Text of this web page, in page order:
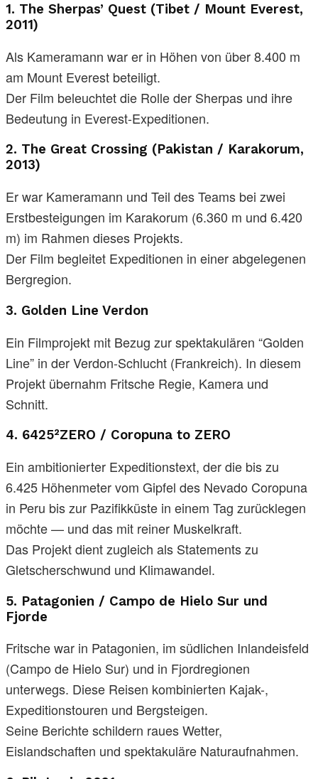
1. The Sherpas’ Quest (Tibet / Mount Everest,
2011)
Als Kameramann war er in Höhen von über 8.400 m
am Mount Everest beteiligt.
Der Film beleuchtet die Rolle der Sherpas und ihre
Bedeutung in Everest-Expeditionen.
2. The Great Crossing (Pakistan / Karakorum,
2013)
Er war Kameramann und Teil des Teams bei zwei
Erstbesteigungen im Karakorum (6.360 m und 6.420
m) im Rahmen dieses Projekts.
Der Film begleitet Expeditionen in einer abgelegenen
Bergregion.
3. Golden Line Verdon
Ein Filmprojekt mit Bezug zur spektakulären “Golden
Line” in der Verdon-Schlucht (Frankreich). In diesem
Projekt übernahm Fritsche Regie, Kamera und
Schnitt.
4. 6425²ZERO / Coropuna to ZERO
Ein ambitionierter Expeditionstext, der die bis zu
6.425 Höhenmeter vom Gipfel des Nevado Coropuna
in Peru bis zur Pazifikküste in einem Tag zurücklegen
möchte — und das mit reiner Muskelkraft.
Das Projekt dient zugleich als Statements zu
Gletscherschwund und Klimawandel.
5. Patagonien / Campo de Hielo Sur und
Fjorde
Fritsche war in Patagonien, im südlichen Inlandeisfeld
(Campo de Hielo Sur) und in Fjordregionen
unterwegs. Diese Reisen kombinierten Kajak-,
Expeditionstouren und Bergsteigen.
Seine Berichte schildern raues Wetter,
Eislandschaften und spektakuläre Naturaufnahmen.